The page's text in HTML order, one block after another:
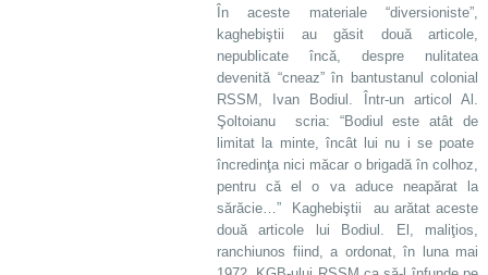
În aceste materiale “diversioniste”,
kaghebiştii au găsit două articole,
nepublicate încă, despre nulitatea
devenită “cneaz” în bantustanul colonial
RSSM, Ivan Bodiul. Într-un articol Al.
Şoltoianu scria: “Bodiul este atât de
limitat la minte, încât lui nu i se poate
încredinţa nici măcar o brigadă în colhoz,
pentru că el o va aduce neapărat la
sărăcie…” Kaghebiştii au arătat aceste
două articole lui Bodiul. El, maliţios,
ranchiunos fiind, a ordonat, în luna mai